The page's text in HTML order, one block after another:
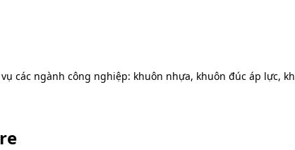
các ngành công nghiệp: khuôn nhựa, khuôn đúc áp lực,